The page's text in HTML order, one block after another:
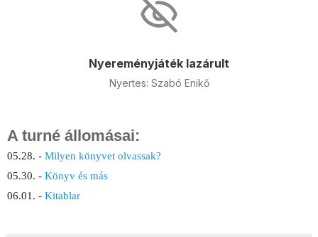
A turné állomásai:
05.28. - Milyen könyvet olvassak?
05.30. - Könyv és más
06.01. - Kitablar